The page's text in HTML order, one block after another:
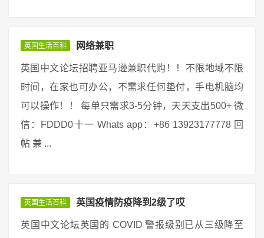
英国生活百科 网络兼职
英国中文论坛招聘亚马逊兼职代购！！不限地域不限
时间，在家也可办公，不需求任何垫付，手电机脑均
可以操作！！ 每单只需求3-5分钟，天天支出500+ 微
信：FDDD0十一 Whats app：+86 13923177778 回
帖 兼 ...
英国生活百科 英国疫情防疫降到2级了哎
英国中文论坛英国的 COVID 警报级别已从三级降至